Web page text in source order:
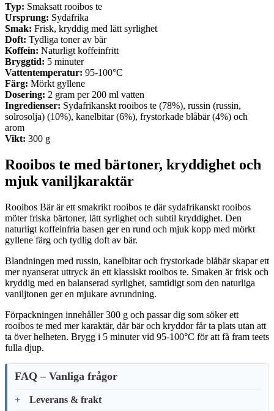
Typ: Smaksatt rooibos te
Ursprung: Sydafrika
Smak: Frisk, kryddig med lätt syrlighet
Doft: Tydliga toner av bär
Koffein: Naturligt koffeinfritt
Bryggtid: 5 minuter
Vattentemperatur: 95-100°C
Färg: Mörkt gyllene
Dosering: 2 gram per 200 ml vatten
Ingredienser: Sydafrikanskt rooibos te (78%), russin (russin,
solrosolja) (10%), kanelbitar (6%), frystorkade blåbär (4%) och
arom
Vikt: 300 g
Rooibos te med bärtoner, kryddighet och
mjuk vaniljkaraktär
Rooibos Bär är ett smakrikt rooibos te där sydafrikanskt rooibos
möter friska bärtoner, lätt syrlighet och subtil kryddighet. Den
naturligt koffeinfria basen ger en rund och mjuk kopp med mörkt
gyllene färg och tydlig doft av bär.
Blandningen med russin, kanelbitar och frystorkade blåbär skapar ett
mer nyanserat uttryck än ett klassiskt rooibos te. Smaken är frisk och
kryddig med en balanserad syrlighet, samtidigt som den naturliga
vaniljtonen ger en mjukare avrundning.
Förpackningen innehåller 300 g och passar dig som söker ett
rooibos te med mer karaktär, där bär och kryddor får ta plats utan att
ta över helheten. Brygg i 5 minuter vid 95-100°C för att få fram teets
fulla djup.
FAQ – Vanliga frågor
Leverans & frakt